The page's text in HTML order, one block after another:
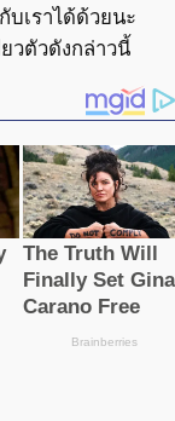
เราได้ด้วยนะ
วตัวดังกล่าวนี้